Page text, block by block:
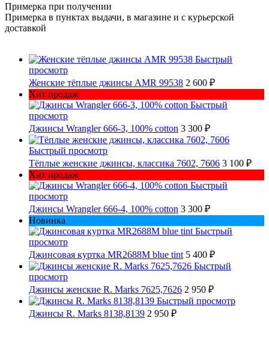
Примерка при получении
Примерка в пунктах выдачи, в магазине и с курьерской
доставкой
Быстрый
просмотр
Женские тёплые джинсы AMR 99538 2 600 ₽
Хит продаж
Быстрый
просмотр
Джинсы Wrangler 666-3, 100% cotton 3 300 ₽
Быстрый просмотр
Тёплые женские джинсы, классика 7602, 7606 3 100 ₽
Хит продаж
Быстрый
просмотр
Джинсы Wrangler 666-4, 100% cotton 3 300 ₽
Новинка
Быстрый
просмотр
Джинсовая куртка MR2688M blue tint 5 400 ₽
Быстрый
просмотр
Джинсы женские R. Marks 7625,7626 2 950 ₽
Быстрый просмотр
Джинсы R. Marks 8138,8139 2 950 ₽